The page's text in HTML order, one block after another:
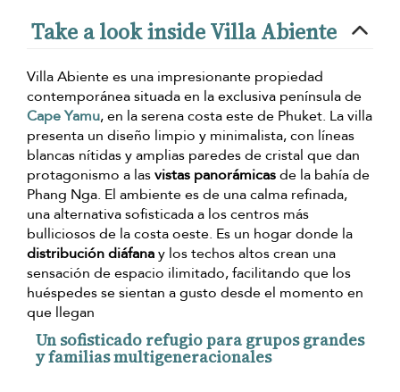
Take a look inside Villa Abiente
Villa Abiente es una impresionante propiedad
contemporánea situada en la exclusiva península de
Cape Yamu, en la serena costa este de Phuket. La villa
presenta un diseño limpio y minimalista, con líneas
blancas nítidas y amplias paredes de cristal que dan
protagonismo a lasvistas panorámicasde la bahía de
Phang Nga. El ambiente es de una calma refinada,
una alternativa sofisticada a los centros más
bulliciosos de la costa oeste. Es un hogar donde la
distribución diáfanay los techos altos crean una
sensación de espacio ilimitado, facilitando que los
huéspedes se sientan a gusto desde el momento en
que llegan
Un sofisticado refugio para grupos grandes
y familias multigeneracionales